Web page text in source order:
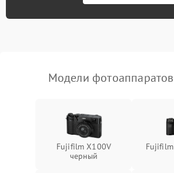
Модели
Fujifilm X100V
черный